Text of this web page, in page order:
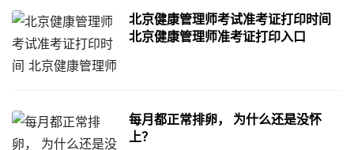
北京健康管理师考试准考证打印时间
北京健康管理师准考证打印入口
每月都正常排卵， 为什么还是没怀
上？